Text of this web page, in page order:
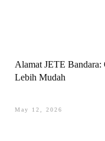
Alamat JETE Bandara:
Lebih Mudah
May 12, 2026